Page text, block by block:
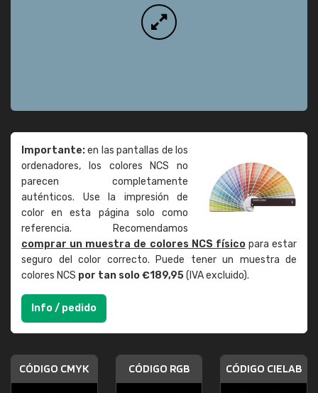
Importante:en las pantallas de los
ordenadores, los colores NCS no
parecen completamente
auténticos. Use la impresión de
color en esta página solo como
referencia. Recomendamos
comprar un muestra de colores NCS físicopara estar
seguro del color correcto. Puede tener un muestra de
colores NCS por tan solo €189,95(IVA excluido).
Info / pedido
CÓDIGO CMYK CÓDIGO RGB CÓDIGO CIELAB